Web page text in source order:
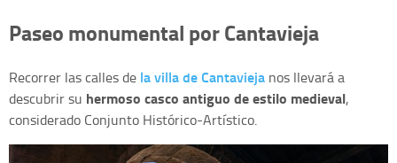
Paseo monumental por Cantavieja
Recorrer las calles de la villa de Cantavieja nos llevará a
descubrir su hermoso casco antiguo de estilo medieval,
considerado Conjunto Histórico-Artístico.